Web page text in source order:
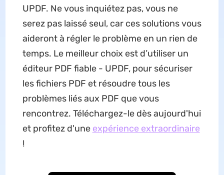
UPDF. Ne vous inquiétez pas, vous ne
serez pas laissé seul, car ces solutions vous
aideront à régler le problème en un rien de
temps. Le meilleur choix est d’utiliser un
éditeur PDF fiable - UPDF, pour sécuriser
les fichiers PDF et résoudre tous les
problèmes liés aux PDF que vous
rencontrez. Téléchargez-le dès aujourd'hui
et profitez d'une expérience extraordinaire
!